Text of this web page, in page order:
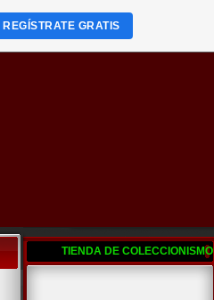
TIENDA DE COLECCIONISMO
REGÍSTRATE GRATIS